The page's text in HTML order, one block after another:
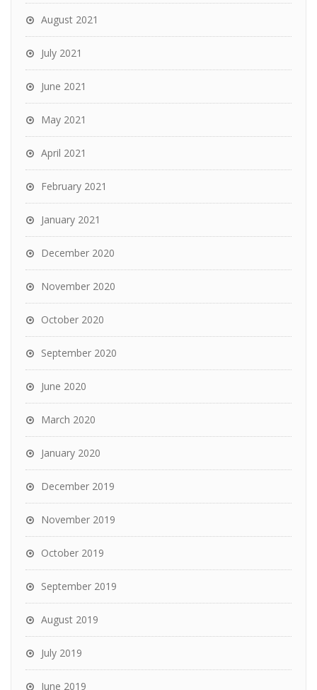
August 2021
July 2021
June 2021
May 2021
April 2021
February 2021
January 2021
December 2020
November 2020
October 2020
September 2020
June 2020
March 2020
January 2020
December 2019
November 2019
October 2019
September 2019
August 2019
July 2019
June 2019